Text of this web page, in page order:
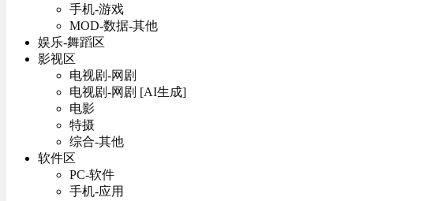
手机-游戏
MOD-数据-其他
娱乐-舞蹈区
影视区
电视剧-网剧
电视剧-网剧 [AI生成]
电影
特摄
综合-其他
软件区
PC-软件
手机-应用